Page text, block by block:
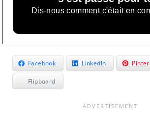
Dis-nouscomment c'était en
Facebook LinkedIn
Flipboard